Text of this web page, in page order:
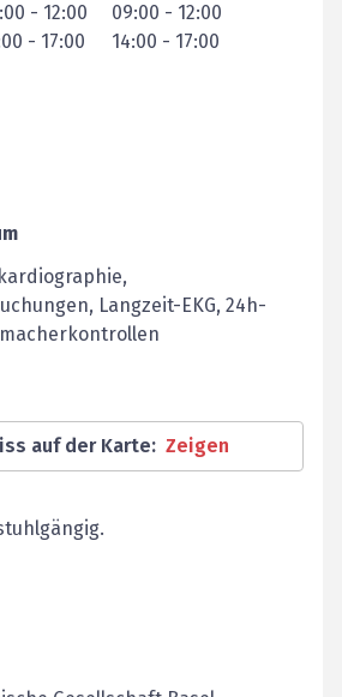
- 12:00
- 17:00
09:00 - 12:00
14:00 - 17:00
Langzeit-EKG, 24h-
auf der Karte: Zeigen